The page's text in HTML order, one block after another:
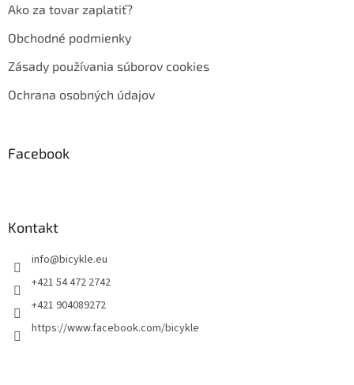
Ako za tovar zaplatiť?
Obchodné podmienky
Zásady používania súborov cookies
Ochrana osobných údajov
Facebook
Kontakt
info@bicykle.eu
+421 54 472 2742
+421 904089272
https://www.facebook.com/bicykle